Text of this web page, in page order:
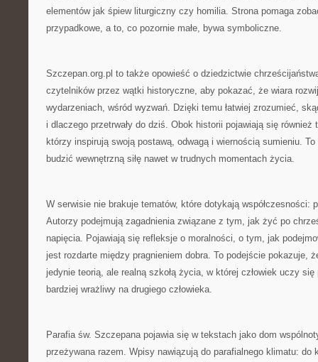
elementów jak śpiew liturgiczny czy homilia. Strona pomaga
przypadkowe, a to, co pozornie małe, bywa symboliczne.
Szczepan.org.pl to także opowieść o dziedzictwie
czytelników przez wątki historyczne, aby pokazać, że wiara
wydarzeniach, wśród wyzwań. Dzięki temu łatwiej zrozumieć,
i dlaczego przetrwały do dziś. Obok historii pojawiają się
którzy inspirują swoją postawą, odwagą i wiernością sumieniu.
budzić wewnętrzną siłę nawet w trudnych momentach życia.
W serwisie nie brakuje tematów, które dotykają współczesności:
Autorzy podejmują zagadnienia związane z tym, jak żyć po
napięcia. Pojawiają się refleksje o moralności, o tym, jak
jest rozdarte między pragnieniem dobra. To podejście pokazuje,
jedynie teorią, ale realną szkołą życia, w której człowiek uczy
bardziej wrażliwy na drugiego człowieka.
Parafia św. Szczepana pojawia się w tekstach jako dom
przeżywana razem. Wpisy nawiązują do parafialnego klimatu: do